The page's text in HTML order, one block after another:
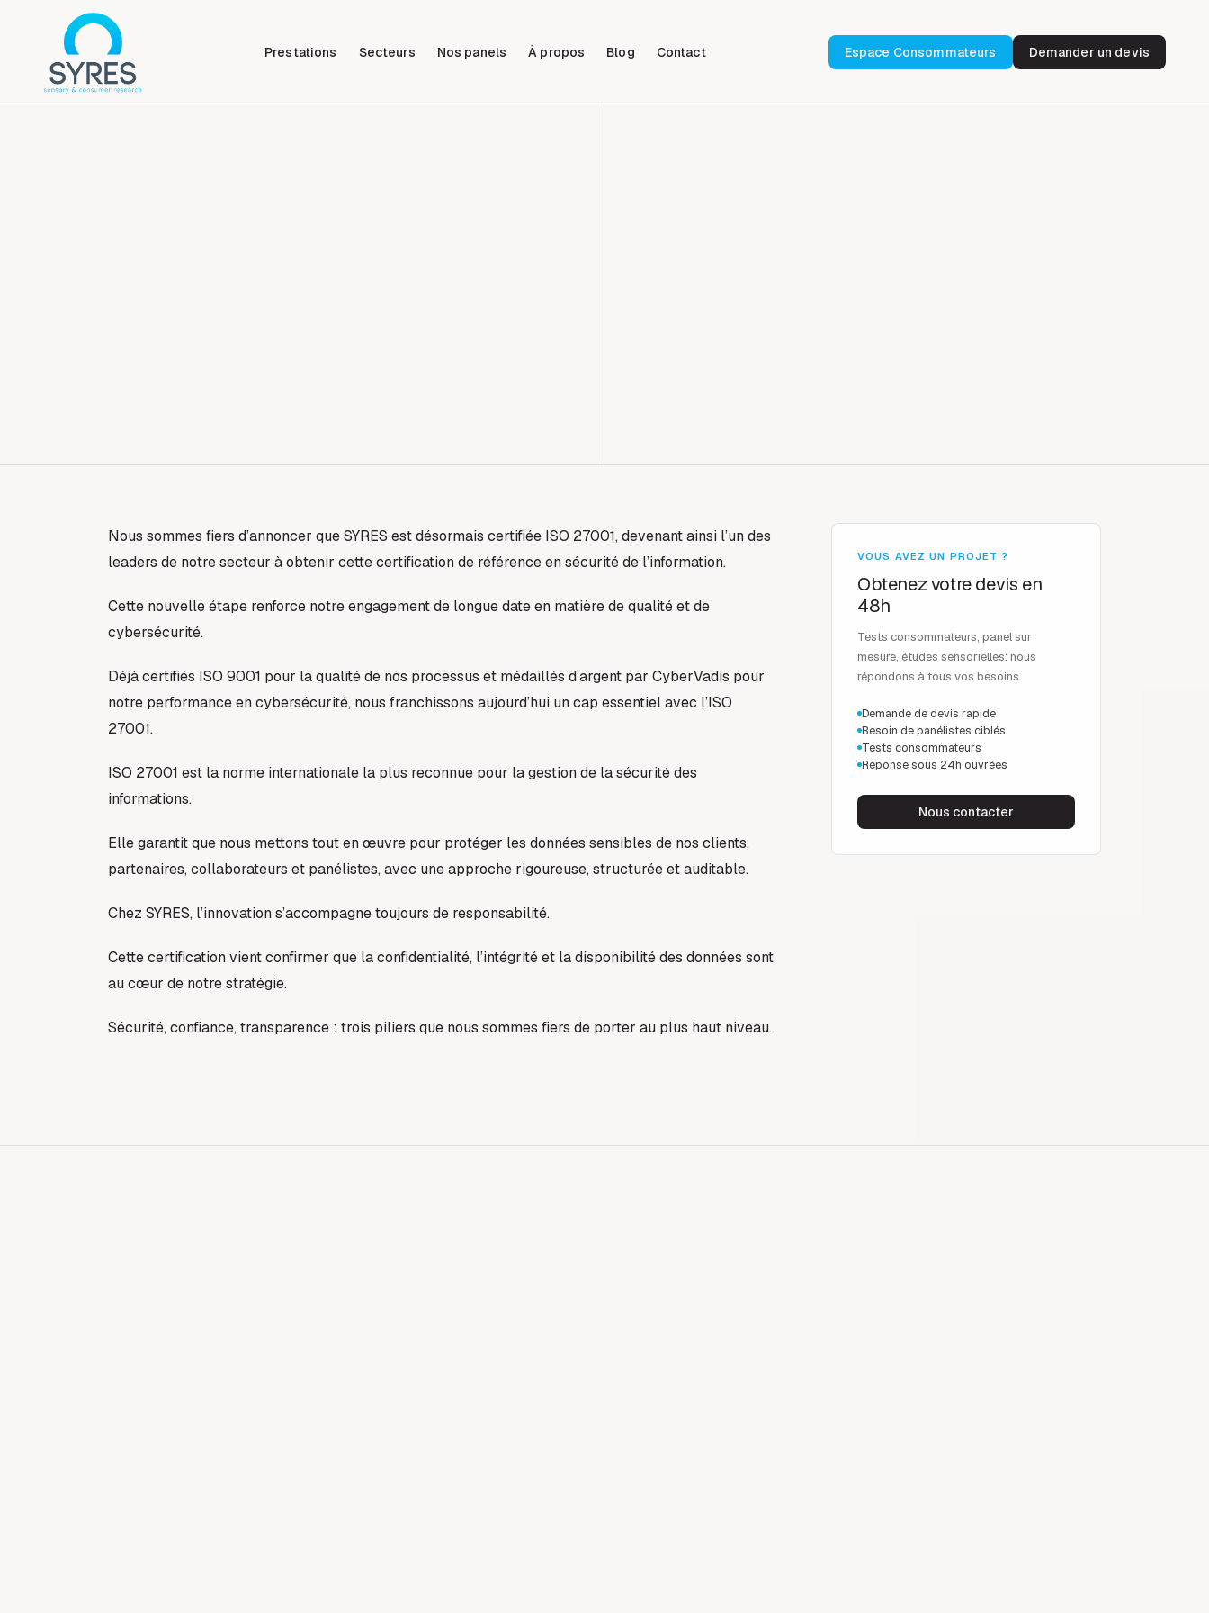
Prestations Secteurs Nos panels À propos Blog Contact Espace Consommateurs Demander un devis
Nous sommes fiers d’annoncer que SYRES est désormais certifiée ISO 27001, devenant ainsi l’un des
leaders de notre secteur à obtenir cette certification de référence en sécurité de l’information.
Cette nouvelle étape renforce notre engagement de longue date en matière de qualité et de
cybersécurité.
Déjà certifiés ISO 9001 pour la qualité de nos processus et médaillés d’argent par CyberVadis pour
notre performance en cybersécurité, nous franchissons aujourd’hui un cap essentiel avec l’ISO
27001.
ISO 27001 est la norme internationale la plus reconnue pour la gestion de la sécurité des
informations.
Elle garantit que nous mettons tout en œuvre pour protéger les données sensibles de nos clients,
partenaires, collaborateurs et panélistes, avec une approche rigoureuse, structurée et auditable.
Chez SYRES, l’innovation s’accompagne toujours de responsabilité.
Cette certification vient confirmer que la confidentialité, l’intégrité et la disponibilité des données sont
au cœur de notre stratégie.
Sécurité, confiance, transparence : trois piliers que nous sommes fiers de porter au plus haut niveau.
VOUS AVEZ UN PROJET ?
Obtenez votre devis en
48h
Tests consommateurs, panel sur
mesure, études sensorielles: nous
répondons à tous vos besoins.
Demande de devis rapide
Besoin de panélistes ciblés
Tests consommateurs
Réponse sous 24h ouvrées
Nous contacter